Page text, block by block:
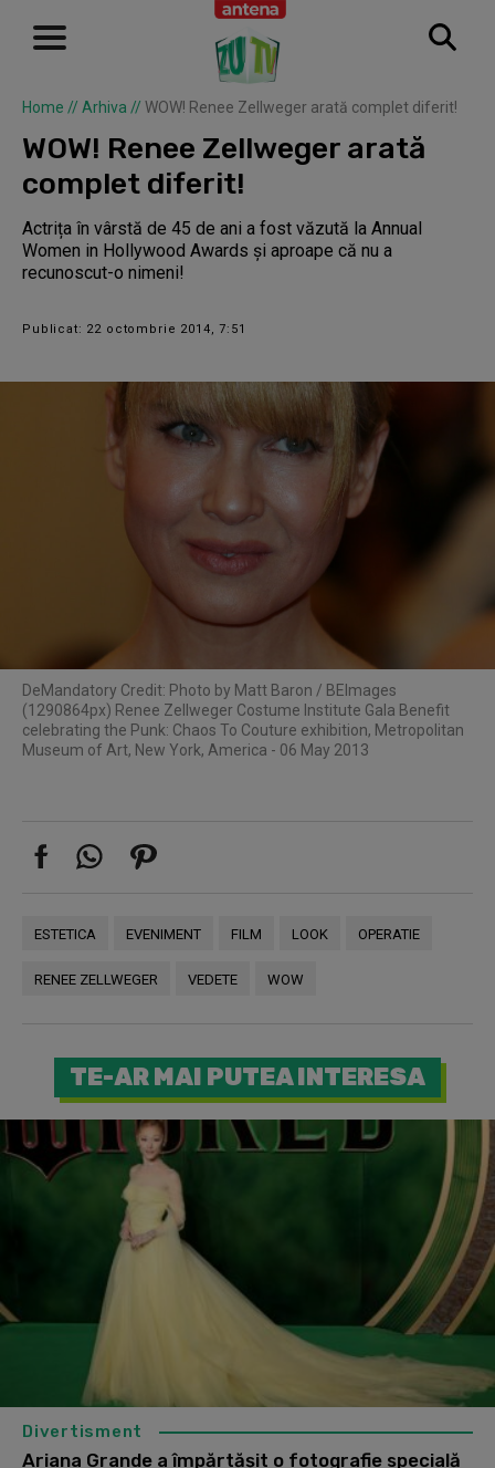
Home // Arhiva // WOW! Renee Zellweger arată complet diferit!
WOW! Renee Zellweger arată
complet diferit!
Actrița în vârstă de 45 de ani a fost văzută la Annual
Women in Hollywood Awards și aproape că nu a
recunoscut-o nimeni!
Publicat: 22 octombrie 2014, 7:51
DeMandatory Credit: Photo by Matt Baron / BEImages
(1290864px) Renee Zellweger Costume Institute Gala Benefit
celebrating the Punk: Chaos To Couture exhibition, Metropolitan
Museum of Art, New York, America - 06 May 2013
ESTETICA EVENIMENT FILM LOOK OPERATIE
RENEE ZELLWEGER VEDETE WOW
TE-AR MAI PUTEA INTERESA
Divertisment
Ariana Grande a împărtășit o fotografie specială